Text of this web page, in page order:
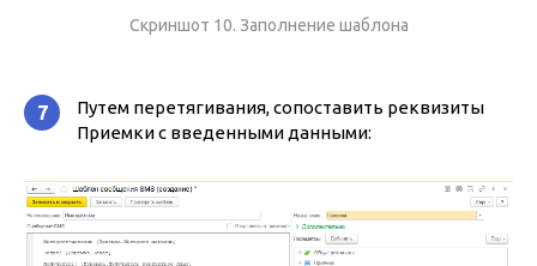
Скриншот 10. Заполнение шаблона
7
Путем перетягивания, сопоставить реквизиты
Приемки с введенными данными: